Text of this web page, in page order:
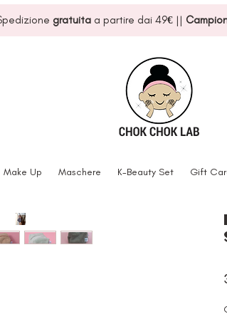
gratuita a partire dai 49€ ||
Make Up Maschere K-Beauty Set Gift